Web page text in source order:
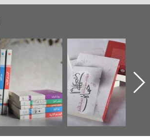
"حماة الباب الأخير":
الإصدار الأول عن
اعتصام الدراز
وأحداث ساحة
الفداء لمركز أوال
للدراسات والتوثيق
تصنيف موضوعي
للوثائق البريطانية
يقدمه «مركز أوال»
في سلسلة من 5
كتب